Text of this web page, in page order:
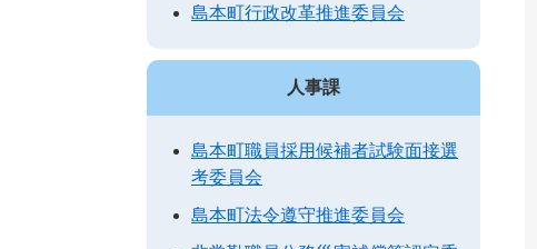
島本町行政改革推進委員会
人事課
島本町職員採用候補者試験面接選
考委員会
島本町法令遵守推進委員会